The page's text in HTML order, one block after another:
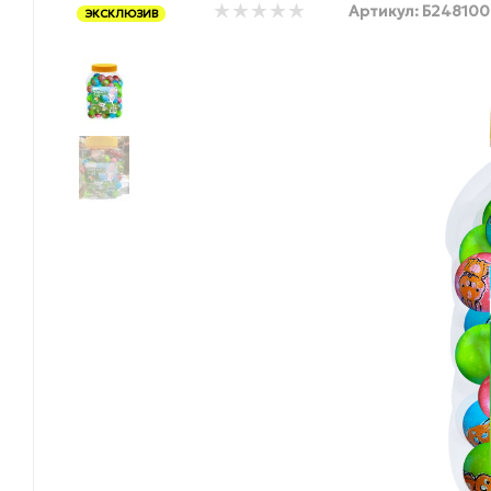
ЭКСКЛЮЗИВ Артикул: